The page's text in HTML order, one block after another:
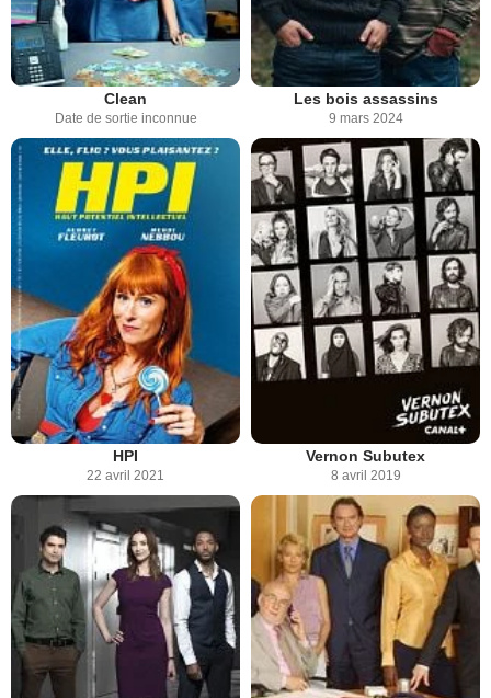
Clean
Date de sortie inconnue
Les bois assassins
9 mars 2024
HPI
22 avril 2021
Vernon Subutex
8 avril 2019